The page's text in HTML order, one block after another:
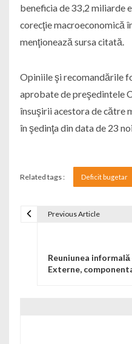
beneficia de 33,2 miliarde
corecţie macroeconomică
menţionează sursa citată.
Opiniile şi recomandările
aprobate de preşedintele
însuşirii acestora de către
în şedinţa din data de 23
Related tags : Deficit bugetar
Previous Article
Reuniunea
Externe,